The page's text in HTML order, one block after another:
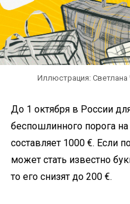
Иллюстрация: Светлана
До 1 октября в России
беспошлинного порога
составляет 1000 €. Если
может стать известно
то его снизят до 200 €.